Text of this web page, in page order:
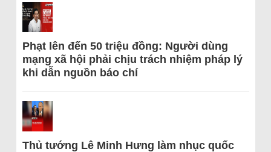
Phạt lên đến 50 triệu đồng: Người dùng
mạng xã hội phải chịu trách nhiệm pháp lý
khi dẫn nguồn báo chí
Thủ tướng Lê Minh Hưng làm nhục quốc